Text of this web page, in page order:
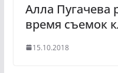
Алла Пугачева
время съемок
15.10.2018